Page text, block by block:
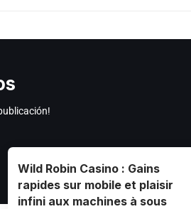
Wild Robin Casino : Gains
rapides sur mobile et plaisir
infini aux machines à sous